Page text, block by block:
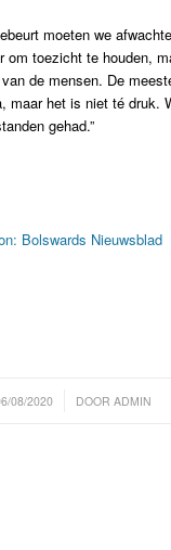
moeten we
om toezicht te houden,
de mensen. De
maar het is niet té druk.
gehad.”
Bolswards Nieuwsblad
08/2020 DOORADMIN